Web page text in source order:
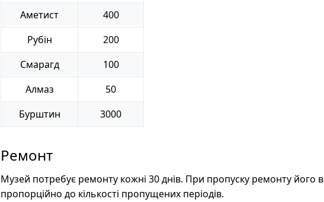
Аметист
400
Рубін
200
Смарагд
100
Алмаз
50
Бурштин
3000
Ремонт
Музей потребує ремонту кожні 30 днів. При пропуску ремонту його
пропорційно до кількості пропущених періодів.